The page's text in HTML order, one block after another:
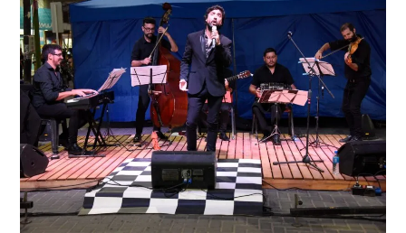
Acusan
De
«negacionista»
Por
La
Destrucción
De
Un
Mural